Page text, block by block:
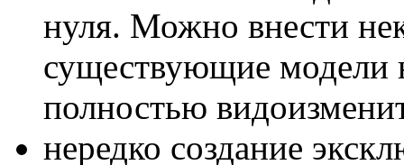
нуля. Можно внести
существующие
полностью
нередко создание